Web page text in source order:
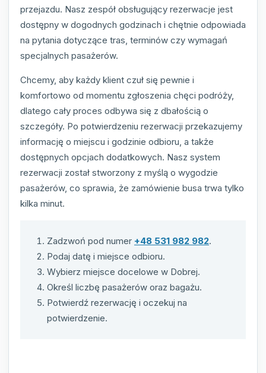
przejazdu. Nasz zespół obsługujący rezerwacje jest
dostępny w dogodnych godzinach i chętnie odpowiada
na pytania dotyczące tras, terminów czy wymagań
specjalnych pasażerów.
Chcemy, aby każdy klient czuł się pewnie i
komfortowo od momentu zgłoszenia chęci podróży,
dlatego cały proces odbywa się z dbałością o
szczegóły. Po potwierdzeniu rezerwacji przekazujemy
informację o miejscu i godzinie odbioru, a także
dostępnych opcjach dodatkowych. Nasz system
rezerwacji został stworzony z myślą o wygodzie
pasażerów, co sprawia, że zamówienie busa trwa tylko
kilka minut.
Zadzwoń pod numer +48 531 982 982.
Podaj datę i miejsce odbioru.
Wybierz miejsce docelowe w Dobrej.
Określ liczbę pasażerów oraz bagażu.
Potwierdź rezerwację i oczekuj na
potwierdzenie.